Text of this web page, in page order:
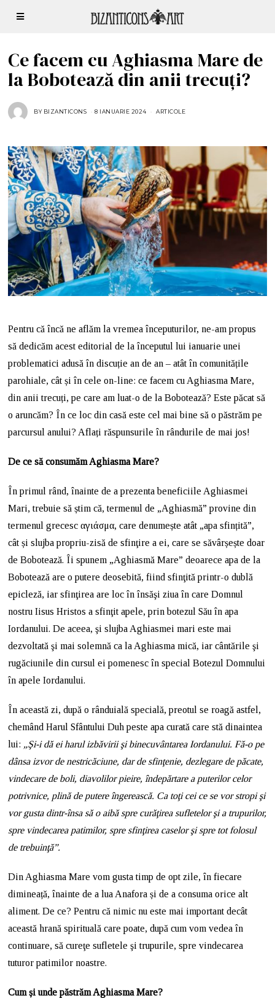
Ce facem cu Aghiasma Mare de
la Bobotează din anii trecuți?
BY BIZANTICONS 8 IANUARIE 2024
A
E
2
0
2
4
ARTICOLE
Pentru că încă ne aflăm la vremea începuturilor, ne-am propus
să dedicăm acest editorial de la începutul lui ianuarie unei
problematici adusă în discuție an de an – atât în comunitățile
parohiale, cât și în cele on-line: ce facem cu Aghiasma Mare,
din anii trecuți, pe care am luat-o de la Bobotează? Este păcat să
o aruncăm? În ce loc din casă este cel mai bine să o păstrăm pe
parcursul anului? Aflați răspunsurile în rândurile de mai jos!
De ce să consumăm Aghiasma Mare?
În primul rând, înainte de a prezenta beneficiile Aghiasmei
Mari, trebuie să știm că, termenul de „Aghiasmă” provine din
termenul grecesc αγιάσμα, care denumește atât „apa sfințită”,
cât și slujba propriu-zisă de sfinţire a ei, care se săvârșește doar
de Bobotează. Îi spunem „Aghiasmă Mare” deoarece apa de la
Bobotează are o putere deosebită, fiind sfinţită printr-o dublă
epicleză, iar sfinţirea are loc în însăşi ziua în care Domnul
nostru Iisus Hristos a sfinţit apele, prin botezul Său în apa
Iordanului. De aceea, şi slujba Aghiasmei mari este mai
dezvoltată şi mai solemnă ca la Aghiasma mică, iar cântările şi
rugăciunile din cursul ei pomenesc în special Botezul Domnului
în apele Iordanului.
În această zi, după o rânduială specială, preotul se roagă astfel,
chemând Harul Sfântului Duh peste apa curată care stă dinaintea
lui: „Şi-i dă ei harul izbăvirii şi binecuvântarea Iordanului. Fă-o pe
dânsa izvor de nestricăciune, dar de sfinţenie, dezlegare de păcate,
vindecare de boli, diavolilor pieire, îndepărtare a puterilor celor
potrivnice, plină de putere îngerească. Ca toţi cei ce se vor stropi şi
vor gusta dintr-însa să o aibă spre curăţirea sufletelor şi a trupurilor,
spre vindecarea patimilor, spre sfinţirea caselor şi spre tot folosul
de trebuinţă”.
Din Aghiasma Mare vom gusta timp de opt zile, în fiecare
dimineață, înainte de a lua Anafora și de a consuma orice alt
aliment. De ce? Pentru că nimic nu este mai important decât
această hrană spirituală care poate, după cum vom vedea în
continuare, să cureţe sufletele şi trupurile, spre vindecarea
tuturor patimilor noastre.
Cum și unde păstrăm Aghiasma Mare?